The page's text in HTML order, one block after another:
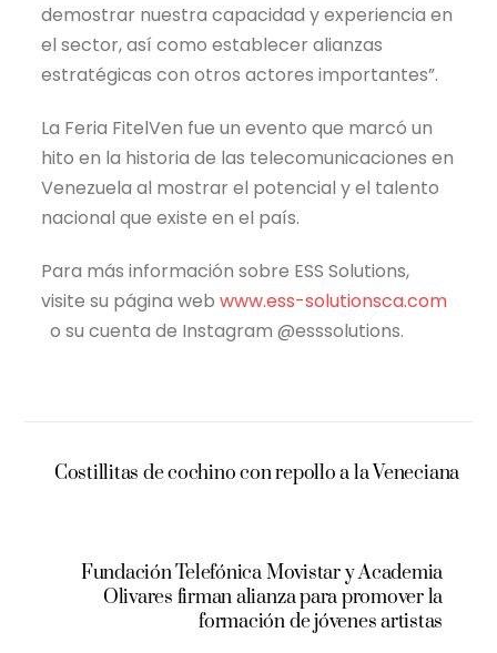
demostrar nuestra capacidad y experiencia en
el sector, así como establecer alianzas
estratégicas con otros actores importantes”.
La Feria FitelVen fue un evento que marcó un
hito en la historia de las telecomunicaciones en
Venezuela al mostrar el potencial y el talento
nacional que existe en el país.
Para más información sobre ESS Solutions,
visite su página webwww.ess-solutionsca.com
o su cuenta de Instagram @esssolutions.
Costillitas de cochino con repollo a la Veneciana
Fundación Telefónica Movistar y Academia
Olivares firman alianza para promover la
formación de jóvenes artistas